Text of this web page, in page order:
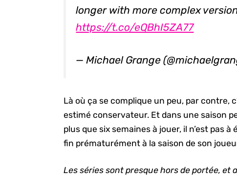
longer with more complex
https://t.co/eQBhI5ZA77
— Michael Grange
Là où ça se complique un peu, par contre,
estimé conservateur. Et dans une saison
plus que six semaines à jouer, il n’est pas
fin prématurément à la saison de son
Les séries sont presque hors de portée, et